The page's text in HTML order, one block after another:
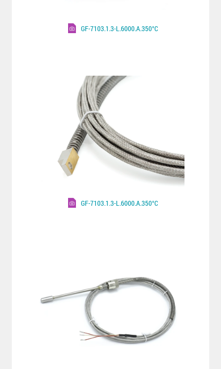
GF-7103.1.3-L.6000.A.350°C
GF-7103.1.3-L.6000.A.350°C